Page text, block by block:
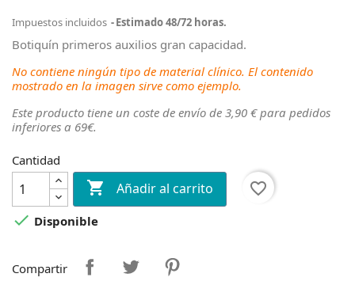
Impuestos incluidos Estimado 48/72 horas.
Botiquín primeros auxilios gran capacidad.
No contiene ningún tipo de material clínico. El contenido
mostrado en la imagen sirve como ejemplo.
Este producto tiene un coste de envío de 3,90 € para pedidos
inferiores a 69€.
Cantidad
 Añadir al carrito
favorite_border
 Disponible
Compartir